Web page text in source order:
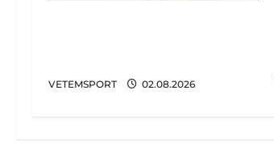
VETEMSPORT 02.08.2026